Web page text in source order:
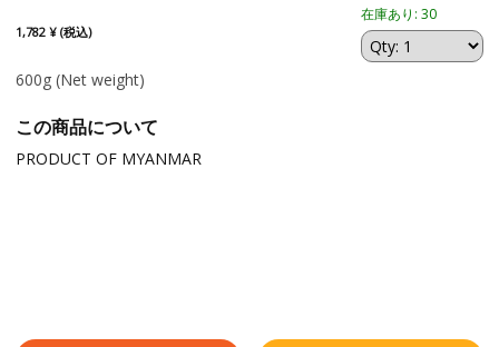
1,782 ¥ (税込)
在庫あり: 30
600g (Net weight)
この商品について
PRODUCT OF MYANMAR